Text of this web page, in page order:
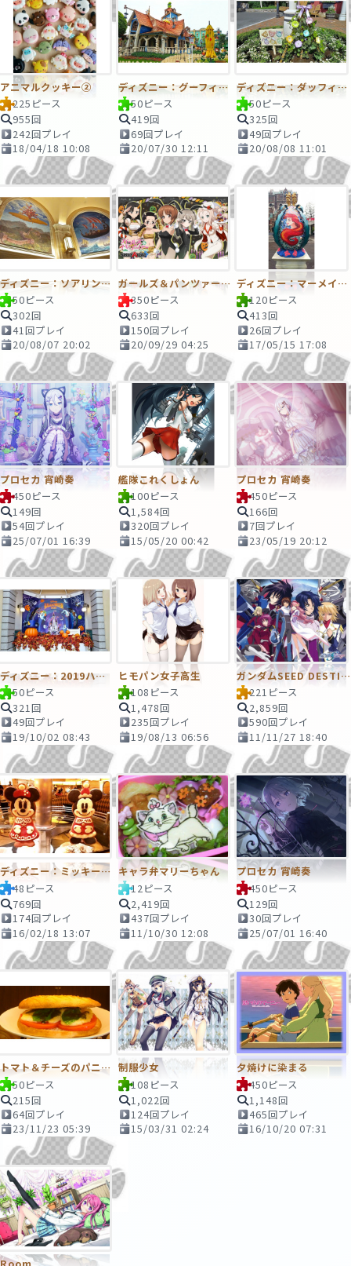
アニマルクッキー②
225ピース
955回
242回プレイ
18/04/18 10:08
ディズニー：グーフィーの家
50ピース
419回
69回プレイ
20/07/30 12:11
ディズニー：ダッフィー＆フレンズの庭
50ピース
325回
49回プレイ
20/08/08 11:01
ディズニー：ソアリン内部２
50ピース
302回
41回プレイ
20/08/07 20:02
ガールズ＆パンツァー 戦車道大作戦
350ピース
633回
150回プレイ
20/09/29 04:25
ディズニー：マーメイドラグーンエッグ
120ピース
413回
26回プレイ
17/05/15 17:08
プロセカ 宵崎奏
450ピース
149回
54回プレイ
25/07/01 16:39
艦隊これくしょん
100ピース
1,584回
320回プレイ
15/05/20 00:42
プロセカ 宵崎奏
450ピース
166回
7回プレイ
23/05/19 20:12
ディズニー：2019ハロウィンフォトスポット＠ディズニーランドステーション
50ピース
321回
49回プレイ
19/10/02 08:43
ヒモパン女子高生
108ピース
1,478回
235回プレイ
19/08/13 06:56
ガンダムSEED DESTINY
221ピース
2,859回
590回プレイ
11/11/27 18:40
ディズニー：ミッキーとミニーのサンタクッキー
48ピース
769回
174回プレイ
16/02/18 13:07
キャラ弁マリーちゃん
12ピース
2,419回
437回プレイ
11/10/30 12:08
プロセカ 宵崎奏
450ピース
129回
30回プレイ
25/07/01 16:40
トマト＆チーズのパニーニ
50ピース
215回
64回プレイ
23/11/23 05:39
制服少女
108ピース
1,022回
124回プレイ
15/03/31 02:24
夕焼けに染まる
450ピース
1,148回
465回プレイ
16/10/20 07:31